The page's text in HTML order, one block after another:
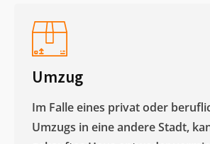
Umzug
Im Falle eines privat oder
Umzugs in eine andere Stadt,